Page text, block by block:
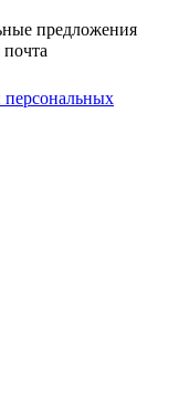
предложения
персональных